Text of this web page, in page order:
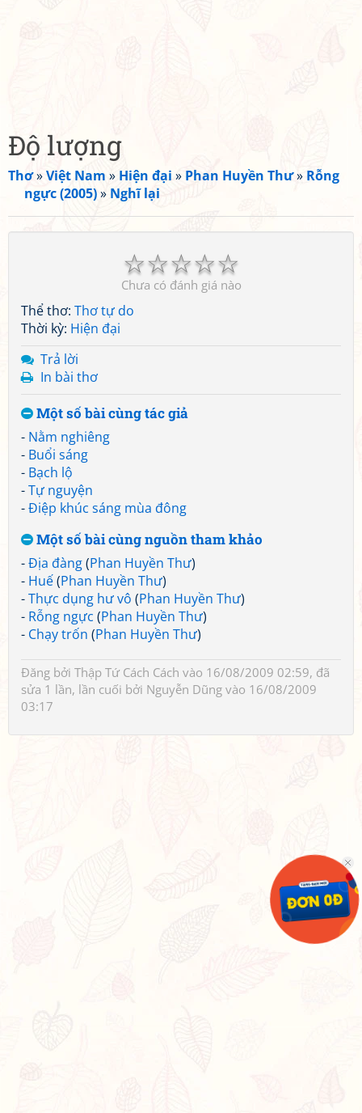
Độ lượng
Thơ»Việt Nam » Hiện đại » Phan Huyền Thư» Rỗng
ngực (2005)» Nghĩ lại
☆
☆
☆
☆
☆
Chưa có đánh giá nào
Thể thơ: Thơ tự do
Thời kỳ: Hiện đại
Trả lời
In bài thơ
Một số bài cùng tác giả
- Nằm nghiêng
- Buổi sáng
- Bạch lộ
-Tự nguyện
-Điệp khúc sáng mùa đông
Một số bài cùng nguồn tham khảo
-Địa đàng(Phan Huyền Thư)
- Huế(Phan Huyền Thư)
-Thực dụng hư vô (Phan Huyền Thư)
- Rỗng ngực (Phan Huyền Thư)
- Chạy trốn (Phan Huyền Thư)
Đăng bởi Thập Tứ Cách Cách vào 16/08/2009 02:59, đã
sửa 1 lần, lần cuối bởi Nguyễn Dũng vào 16/08/2009
03:17